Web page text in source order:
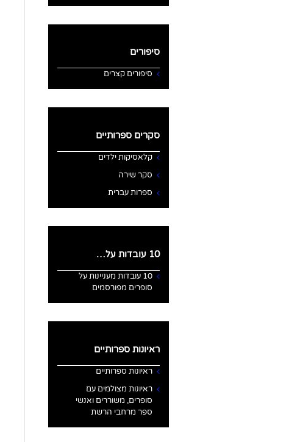
סיפורים
סיפורים קצרים
סקרים ספרותיים
קלאסיקות ילדים
סקר שירה
ספרות עברית
10 עובדות על…
10 עובדות מעניינות על
סופרים מפורסמים
ראיונות ספרותיים
ראיונות ספרותיים
ראיונות מצולמים עם
סופרים, משוררים ואנשי
ספר מרחבי הרשת